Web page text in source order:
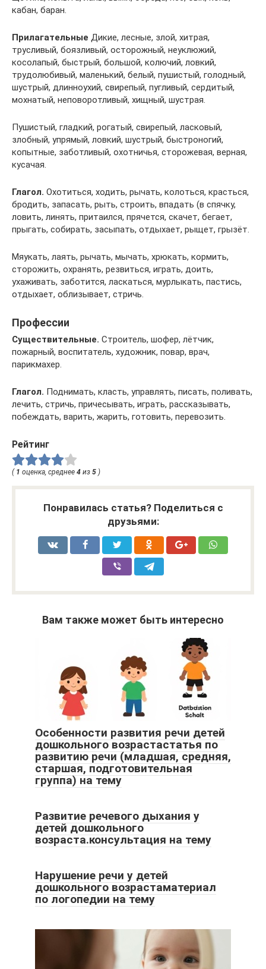
кабан, баран.
Прилагательные Дикие, лесные, злой, хитрая,
трусливый, боязливый, осторожный, неуклюжий,
косолапый, быстрый, большой, колючий, ловкий,
трудолюбивый, маленький, белый, пушистый, голодный,
шустрый, длинноухий, свирепый, пугливый, сердитый,
мохнатый, неповоротливый, хищный, шустрая.
Пушистый, гладкий, рогатый, свирепый, ласковый,
злобный, упрямый, ловкий, шустрый, быстроногий,
копытные, заботливый, охотничья, сторожевая, верная,
кусачая.
Глагол. Охотиться, ходить, рычать, колоться, красться,
бродить, запасать, рыть, строить, впадать (в спячку,
ловить, линять, притаился, прячется, скачет, бегает,
прыгать, собирать, засыпать, отдыхает, рыщет, грызёт.
Мяукать, лаять, рычать, мычать, хрюкать, кормить,
сторожить, охранять, резвиться, играть, доить,
ухаживать, заботится, ласкаться, мурлыкать, пастись,
отдыхает, облизывает, стричь.
Профессии
Существительные. Строитель, шофер, лётчик,
пожарный, воспитатель, художник, повар, врач,
парикмахер.
Глагол. Поднимать, класть, управлять, писать, поливать,
лечить, стричь, причесывать, играть, рассказывать,
побеждать, варить, жарить, готовить, перевозить.
Рейтинг
( 1 оценка, среднее 4 из 5 )
Понравилась статья? Поделиться с
друзьями:
Вам также может быть интересно
Особенности развития речи детей
дошкольного возрастастатья по
развитию речи (младшая, средняя,
старшая, подготовительная
группа) на тему
Развитие речевого дыхания у
детей дошкольного
возраста.консультация на тему
Нарушение речи у детей
дошкольного возрастаматериал
по логопедии на тему